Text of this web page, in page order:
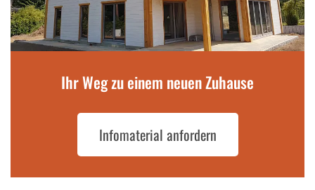
Ihr Weg zu einem neuen Zuhause
Infomaterial anfordern